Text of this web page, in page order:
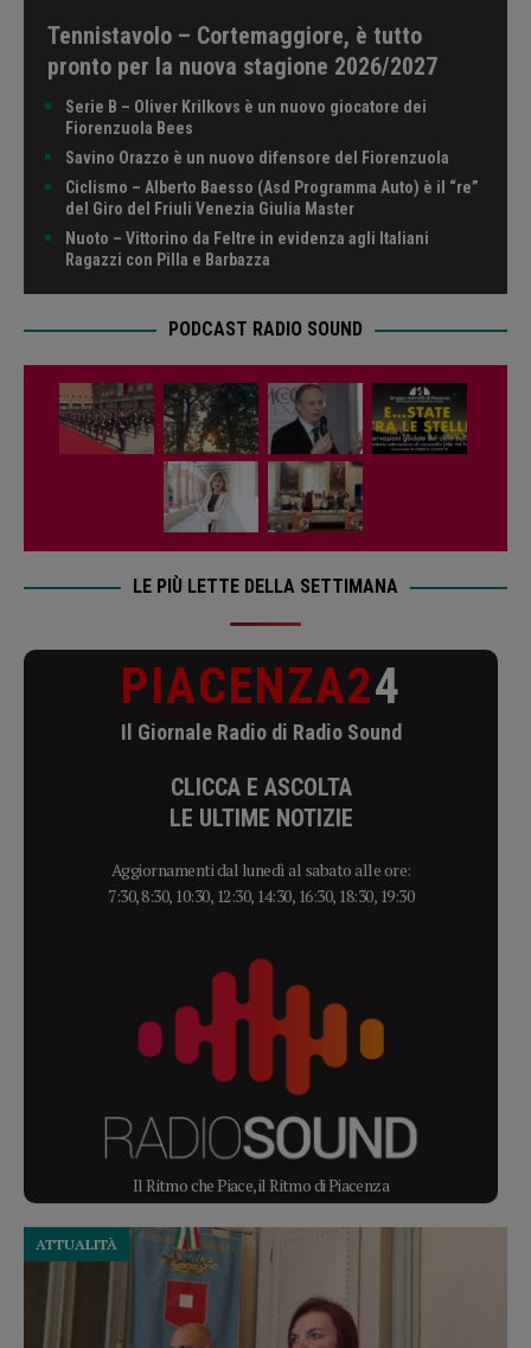
Tennistavolo – Cortemaggiore, è tutto
pronto per la nuova stagione 2026/2027
Serie B – Oliver Krilkovs è un nuovo giocatore dei
Fiorenzuola Bees
Savino Orazzo è un nuovo difensore del Fiorenzuola
Ciclismo – Alberto Baesso (Asd Programma Auto) è il “re”
del Giro del Friuli Venezia Giulia Master
Nuoto – Vittorino da Feltre in evidenza agli Italiani
Ragazzi con Pilla e Barbazza
PODCAST RADIO SOUND
LE PIÙ LETTE DELLA SETTIMANA
PIACENZA24
Il Giornale Radio di Radio Sound
CLICCA E ASCOLTA
LE ULTIME NOTIZIE
Aggiornamenti dal lunedì al sabato alle ore:
7:30, 8:30, 10:30, 12:30, 14:30, 16:30, 18:30, 19:30
Il Ritmo che Piace, il Ritmo di Piacenza
ATTUALITÀ